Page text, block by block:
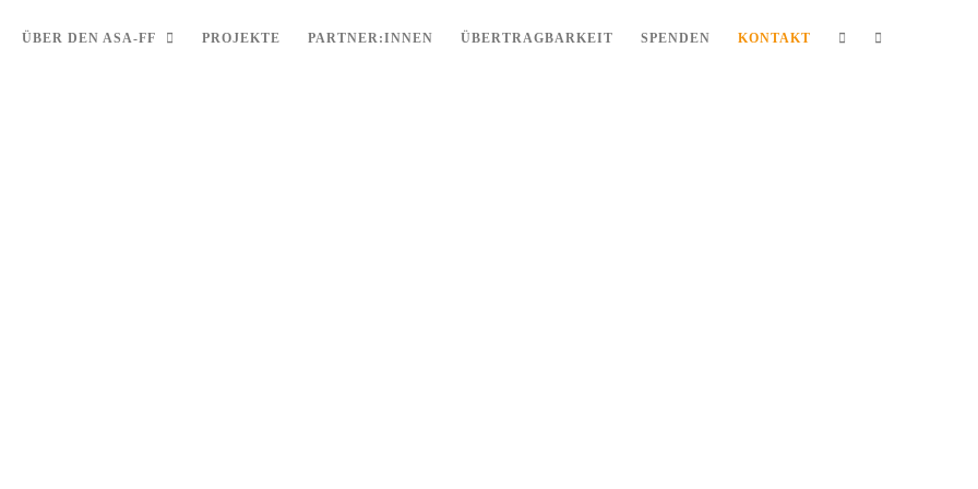
ÜBER DEN ASA-FF PROJEKTE PARTNER:INNEN ÜBERTRAGBARKEIT SPENDEN KONTAKT